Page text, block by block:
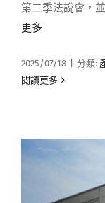
第二季法說會，
更多
2025/07/18 分類:
閱讀更多